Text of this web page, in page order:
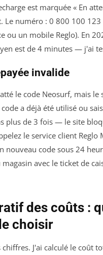
est marquée « En
Le numéro : 0 800 100
ou un mobile Reglo). En
est de 4 minutes — j'ai
invalide
le code Neosurf, mais le
a déjà été utilisé ou
plus de 3 fois — le site
le service client Reglo
nouveau code sous 24
avec le ticket de
des coûts :
choisir
J'ai calculé le coût